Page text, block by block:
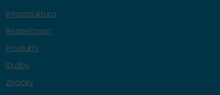
Infrastruktura
Bezpečnost
Produkty
Služby
Značky